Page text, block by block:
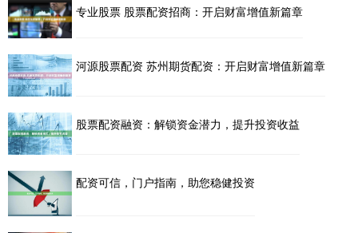
专业股票 股票配资招商：开启财富增值新篇章
河源股票配资 苏州期货配资：开启财富增值新篇章
股票配资融资：解锁资金潜力，提升投资收益
配资可信，门户指南，助您稳健投资